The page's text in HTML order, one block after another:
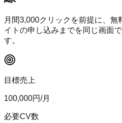
月間3,000クリックを前提に、無
イトの申し込みまでを同じ画面
す。
目標売上
100,000円/月
必要CV数